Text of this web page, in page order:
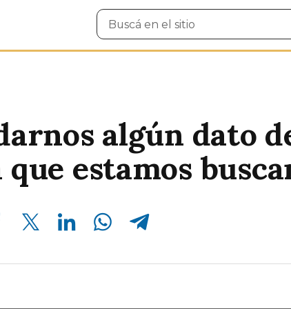
Buscar
en
algún dato
estamos
Compartir en Twitter Compartir en Linkedin Compartir en Whatsapp Compartir en Telegram